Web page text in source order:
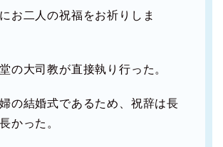
お二人の祝福をお祈りしま
の大司教が直接執り行った。
の結婚式であるため、祝辞は長
かった。